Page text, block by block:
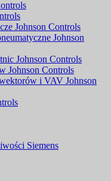
Johnson Controls
Johnson
Johnson Controls
Johnson Controls
i VAV Johnson
Siemens